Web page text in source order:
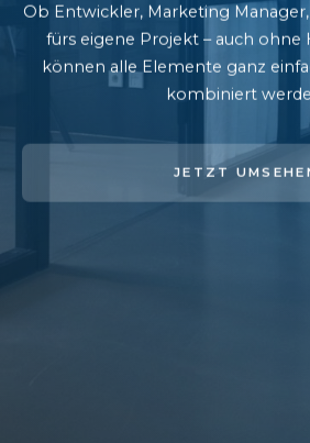
Ob Entwickler, Marketing
fürs eigene Projekt – auch ohne
können alle Elemente ganz
kombiniert
JETZT